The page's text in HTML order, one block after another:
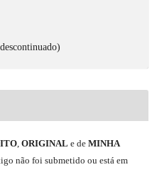
, ORIGINAL ede MINHA
não foi submetido ou está em